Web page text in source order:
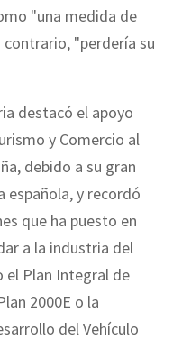
"una medida de
contrario, "perdería su
destacó el apoyo
y Comercio al
debido a su gran
española, y recordó
que ha puesto en
a la industria del
Plan Integral de
2000E o la
del Vehículo